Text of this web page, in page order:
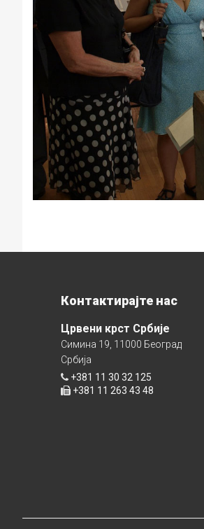
Контактирајте нас
Црвени крст Србије
Симина 19, 11000 Београд
Србија
+381 11 30 32 125
+381 11 263 43 48